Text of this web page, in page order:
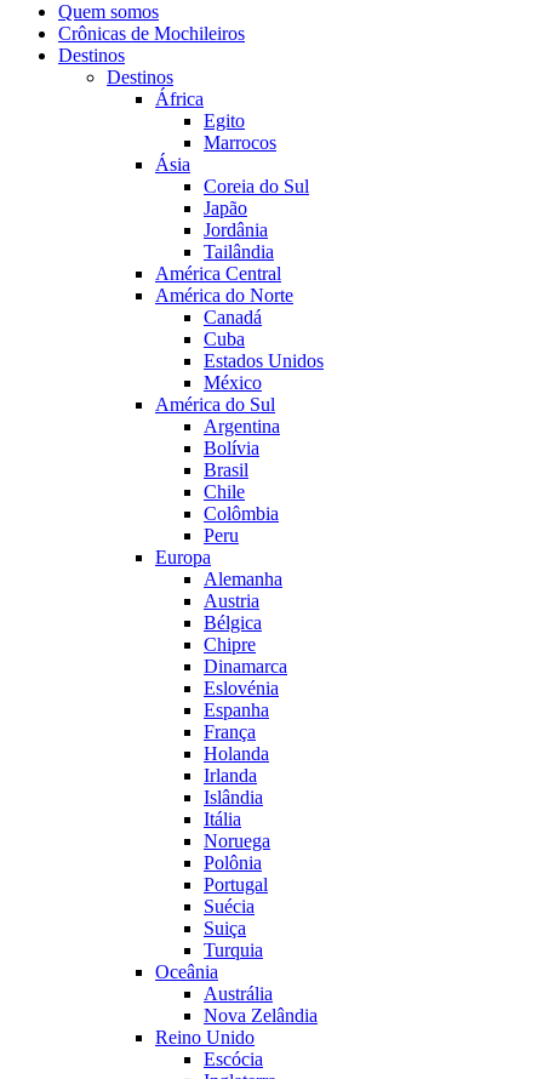
Quem somos
Crônicas de Mochileiros
Destinos
Destinos
África
Egito
Marrocos
Ásia
Coreia do Sul
Japão
Jordânia
Tailândia
América Central
América do Norte
Canadá
Cuba
Estados Unidos
México
América do Sul
Argentina
Bolívia
Brasil
Chile
Colômbia
Peru
Europa
Alemanha
Austria
Bélgica
Chipre
Dinamarca
Eslovénia
Espanha
França
Holanda
Irlanda
Islândia
Itália
Noruega
Polônia
Portugal
Suécia
Suiça
Turquia
Oceânia
Austrália
Nova Zelândia
Reino Unido
Escócia